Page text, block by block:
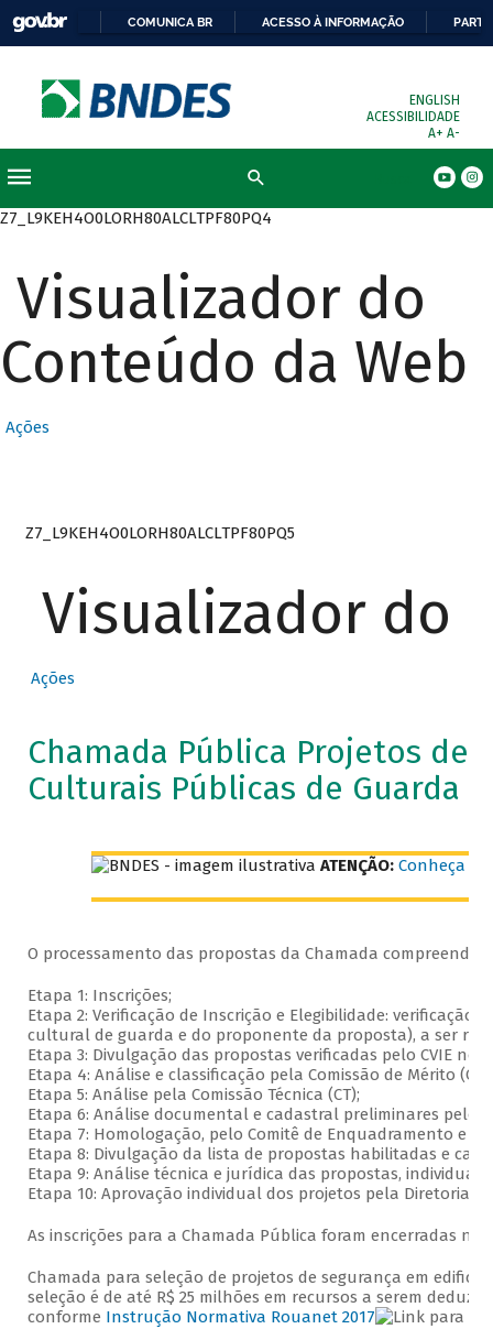
COMUNICA BR ACESSO À INFORMAÇÃO
ENGLISH
ACESSIBILIDADE
A+ A-
Z7_L9KEH4O0LORH80ALCLTPF80PQ4
Visualizador do
Conteúdo da Web
Ações
Z7_L9KEH4O0LORH80ALCLTPF80PQ5
Visualizador do
Ações
Chamada Pública Projetos
Culturais Públicas de Guarda
ATENÇÃO: Conheça
O processamento das propostas da Chamada compreende
Etapa 1: Inscrições;
Etapa 2: Verificação de Inscrição e Elegibilidade:
cultural de guarda e do proponente da proposta), a ser
Etapa 3: Divulgação das propostas verificadas pelo CVIE no
Etapa 4: Análise e classificação pela Comissão de Mérito
Etapa 5: Análise pela Comissão Técnica (CT);
Etapa 6: Análise documental e cadastral preliminares pelo
Etapa 7: Homologação, pelo Comitê de Enquadramento e
Etapa 8: Divulgação da lista de propostas habilitadas e
Etapa 9: Análise técnica e jurídica das propostas,
Etapa 10: Aprovação individual dos projetos pela Diretoria
As inscrições para a Chamada Pública foram encerradas no
Chamada para seleção de projetos de segurança em
seleção é de até R$ 25 milhões em recursos a serem
conforme Instrução Normativa Rouanet 2017